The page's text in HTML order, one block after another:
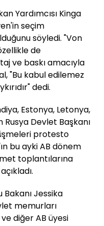
Yardımcısı Kinga
seçim
söyledi. "Von
de
ve baskı amacıyla
"Bu kabul edilemez
dedi.
Estonya, Letonya,
Rusya Devlet Başkanı
protesto
bu ayki AB dönem
toplantılarına
Bakanı Jessika
memurları
diğer AB üyesi